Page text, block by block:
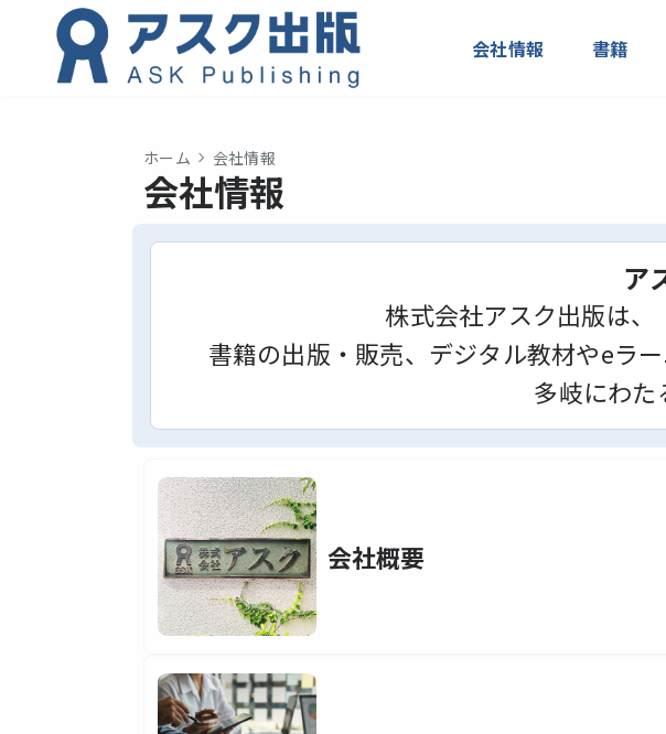
会社情報 書籍
ホーム 会社情報
会社情報
ア
株式会社アスク出版は、
書籍の出版・販売、デジタル教材やeラ
多岐にわた
会社概要